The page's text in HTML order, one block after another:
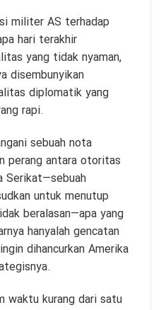
militer AS terhadap
hari terakhir
yang tidak nyaman,
disembunyikan
diplomatik yang
rapi.
sebuah nota
perang antara otoritas
Serikat—sebuah
untuk menutup
beralasan—apa yang
hanyalah gencatan
dihancurkan Amerika
waktu kurang dari satu